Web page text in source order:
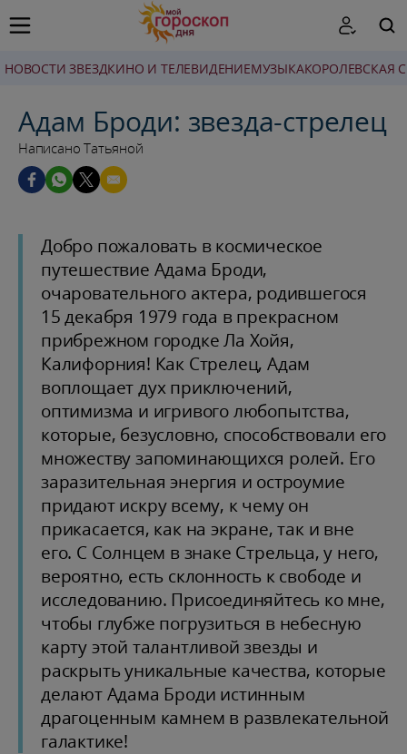
НОВОСТИ ЗВЕЗДКИНО И ТЕЛЕВИДЕНИЕМУЗЫКАКОРОЛЕВСКАЯ
Адам Броди: звезда-стрелец
Написано Татьяной
Добро пожаловать в космическое
путешествие Адама Броди,
очаровательного актера, родившегося
15 декабря 1979 года в прекрасном
прибрежном городке Ла Хойя,
Калифорния! Как Стрелец, Адам
воплощает дух приключений,
оптимизма и игривого любопытства,
которые, безусловно, способствовали его
множеству запоминающихся ролей. Его
заразительная энергия и остроумие
придают искру всему, к чему он
прикасается, как на экране, так и вне
его. С Солнцем в знаке Стрельца, у него,
вероятно, есть склонность к свободе и
исследованию. Присоединяйтесь ко мне,
чтобы глубже погрузиться в небесную
карту этой талантливой звезды и
раскрыть уникальные качества, которые
делают Адама Броди истинным
драгоценным камнем в развлекательной
галактике!